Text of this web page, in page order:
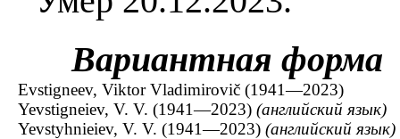
Вариантная форма
Evstigneev, Viktor Vladimirovič (1941—2023)
Yevstigneiev, V. V. (1941—2023) (английский язык)
Yevstyhnieiev, V. V. (1941—2023) (английский язык)